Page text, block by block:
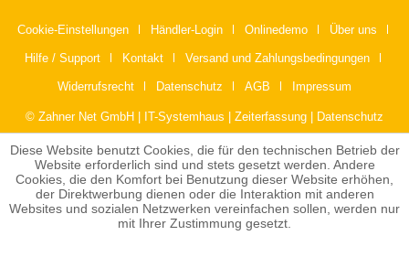
Cookie-Einstellungen Händler-Login Onlinedemo Über uns
Hilfe / Support Kontakt Versand und Zahlungsbedingungen
Widerrufsrecht Datenschutz AGB Impressum
© Zahner Net GmbH | IT-Systemhaus | Zeiterfassung | Datenschutz
Diese Website benutzt Cookies, die für den technischen Betrieb der
Website erforderlich sind und stets gesetzt werden. Andere
Cookies, die den Komfort bei Benutzung dieser Website erhöhen,
der Direktwerbung dienen oder die Interaktion mit anderen
Websites und sozialen Netzwerken vereinfachen sollen, werden nur
mit Ihrer Zustimmung gesetzt.